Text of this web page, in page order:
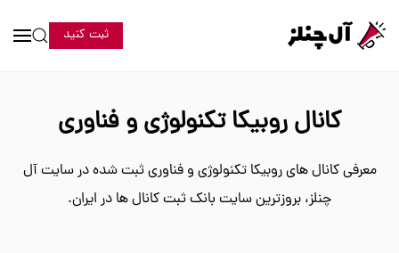
ثبت کنید
کانال روبیکا تکنولوژی و فناوری
معرفی کانال های روبیکا تکنولوژی و فناوری ثبت شده در سایت آل
چنلز، بروزترین سایت بانک ثبت کانال ها در ایران.